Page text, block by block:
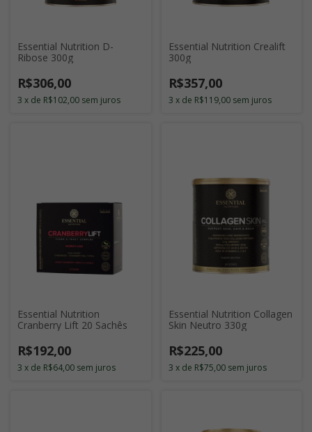
Essential Nutrition D-
Ribose 300g
R$306,00
3 x de R$102,00 sem juros
Essential Nutrition Crealift
300g
R$357,00
3 x de R$119,00 sem juros
Essential Nutrition
Cranberry Lift 20 Sachês
R$192,00
3 x de R$64,00 sem juros
Essential Nutrition Collagen
Skin Neutro 330g
R$225,00
3 x de R$75,00 sem juros